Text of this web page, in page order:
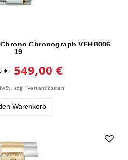
Chronograph VEHB006
19
€ 549,00 €
zzgl. Versandkosten
Warenkorb